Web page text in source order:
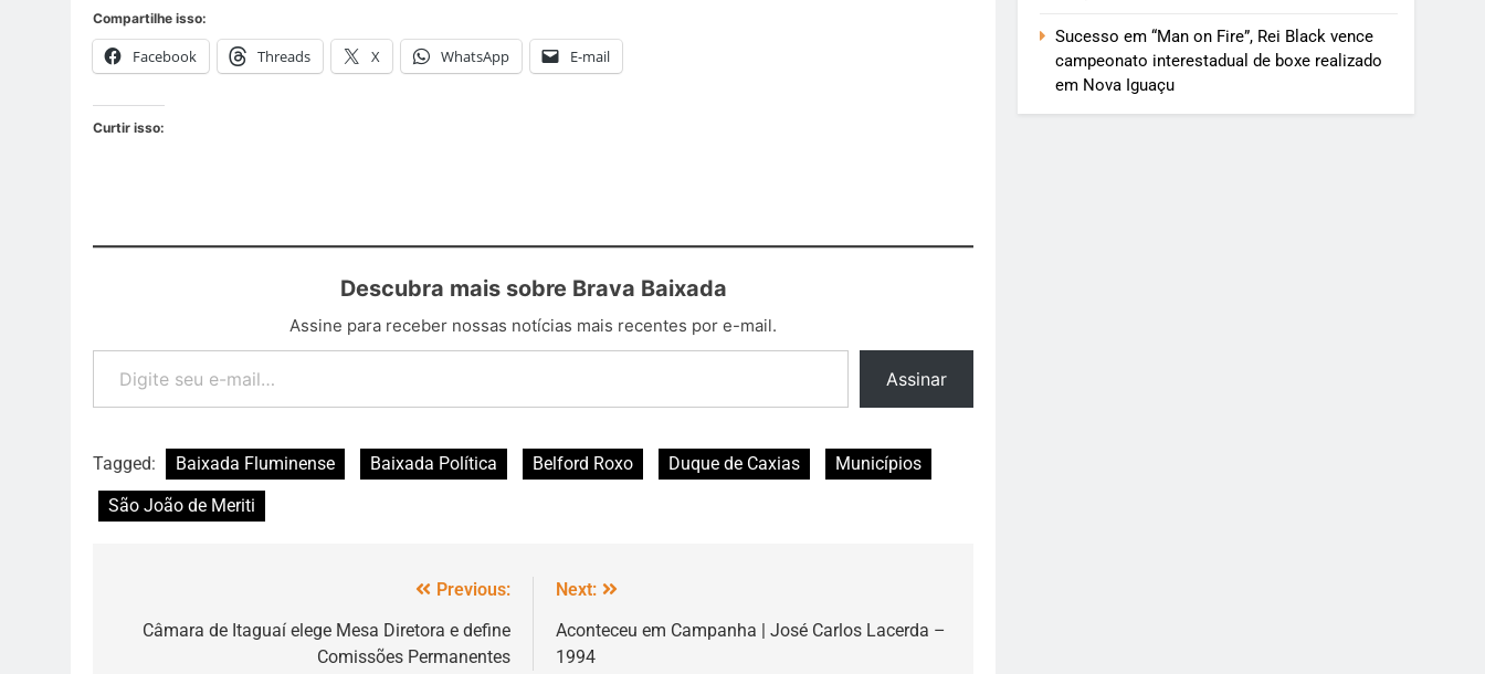
Compartilhe isso:
Facebook Threads X WhatsApp E-mail
Curtir isso:
Descubra mais sobre Brava Baixada
Assine para receber nossas notícias mais recentes por e-mail.
Assinar
Tagged: Baixada Fluminense Baixada Política Belford Roxo Duque de Caxias
Municípios
São João de Meriti
Previous:
Câmara de Itaguaí elege Mesa Diretora e define
Comissões Permanentes
Next:
Aconteceu em Campanha | José Carlos Lacerda –
1994
Sucesso em “Man on Fire”, Rei Black vence
campeonato interestadual de boxe realizado
em Nova Iguaçu